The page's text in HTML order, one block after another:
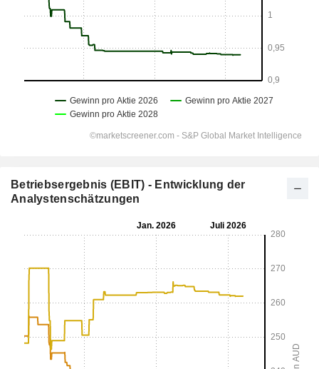
Betriebsergebnis (EBIT) - Entwicklung der
Analystenschätzungen